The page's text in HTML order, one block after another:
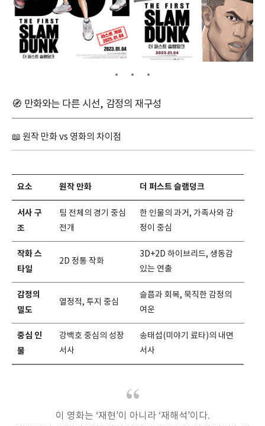
🧭 만화와는 다른 시선, 감정의 재구성
📖 원작 만화 vs 영화의 차이점
요소 원작 만화 더 퍼스트 슬램덩크
서사 구
조
팀 전체의 경기 중심
전개
한 인물의 과거, 가족사와 감
정이 중심
작화 스
타일
2D 정통 작화
3D+2D 하이브리드, 생동감
있는 연출
감정의
밀도
열정적, 투지 중심
슬픔과 회복, 묵직한 감정의
여운
중심 인
물
강백호 중심의 성장
서사
송태섭(미야기 료타)의 내면
서사
이 영화는 ‘재현’이 아니라 ‘재해석’이다.